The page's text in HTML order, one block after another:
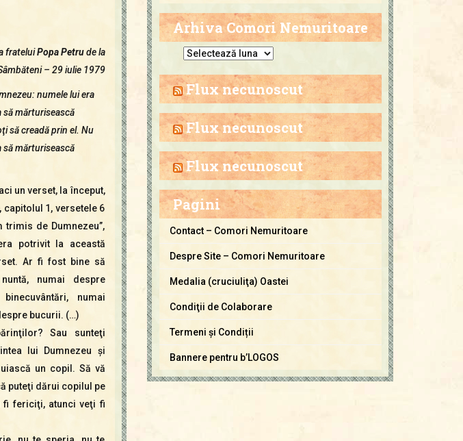
frateluiPopa Petrude la
– 29 iulie 1979
numele lui era
să mărturisească
să creadă prin el. Nu
să mărturisească
un verset, la început,
capitolul 1, versetele 6
trimis de Dumnezeu”,
potrivit la această
Ar fi fost bine să
numai despre
numai
bucurii. (…)
Sau sunteţi
lui Dumnezeu şi
un copil. Să vă
puteţi dărui copilul pe
fi fericiţi, atunci veţi fi
Arhiva Comori Nemuritoare
h
i
v
C
o
m
o
i
u
Flux necunoscut
Flux necunoscut
Flux necunoscut
Pagini
Contact – Comori Nemuritoare
Despre Site – Comori Nemuritoare
Medalia (cruciuliţa) Oastei
Condiţii de Colaborare
Termeni și Condiții
Bannere pentru b’LOGOS